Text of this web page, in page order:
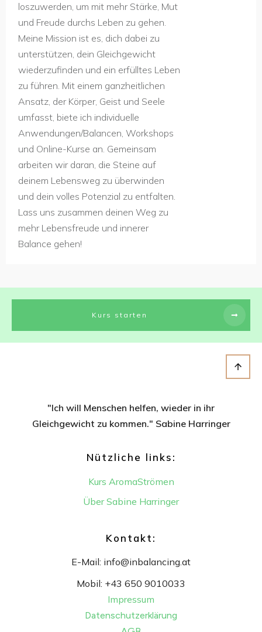
loszuwerden, um mit mehr Stärke, Mut
und Freude durchs Leben zu gehen.
Meine Mission ist es, dich dabei zu
unterstützen, dein Gleichgewicht
wiederzufinden und ein erfülltes Leben
zu führen. Mit einem ganzheitlichen
Ansatz, der Körper, Geist und Seele
umfasst, biete ich individuelle
Anwendungen/Balancen, Workshops
und Online-Kurse an. Gemeinsam
arbeiten wir daran, die Steine auf
deinem Lebensweg zu überwinden
und dein volles Potenzial zu entfalten.
Lass uns zusammen deinen Weg zu
mehr Lebensfreude und innerer
Balance gehen!
Kurs starten
"Ich will Menschen helfen, wieder in ihr
Gleichgewicht zu kommen." Sabine Harringer
Nützliche links:
Kurs AromaStrömen
Über Sabine Harringer
Kontakt:
E-Mail: info@inbalancing.at
Mobil: +43 650 9010033
Impressum
Datenschutzerklärung